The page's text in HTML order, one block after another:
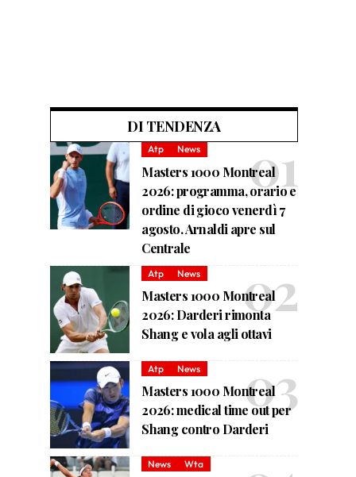
DI TENDENZA
Atp News
Masters 1000 Montreal
2026: programma, orario e
ordine di gioco venerdì 7
agosto. Arnaldi apre sul
Centrale
Atp News
Masters 1000 Montreal
2026: Darderi rimonta
Shang e vola agli ottavi
Atp News
Masters 1000 Montreal
2026: medical time out per
Shang contro Darderi
News Wta